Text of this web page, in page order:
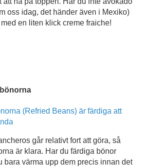
oss idag, det händer även i Mexiko)
en liten klick creme fraiche!
går relativt fort att göra, så
är klara. Har du färdiga bönor
bara värma upp dem precis innan det